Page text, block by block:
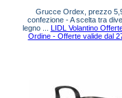
Grucce Ordex, prezzo
confezione - A scelta tra
legno ... LIDL Volantino
Ordine - Offerte valide dal